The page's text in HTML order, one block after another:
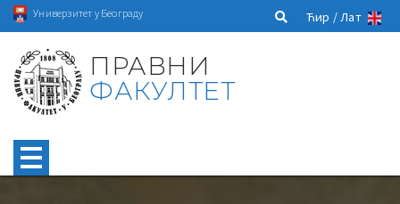
Универзитет у Београду Ћир /Лат
ПРАВНИ
ФАКУЛТЕТ